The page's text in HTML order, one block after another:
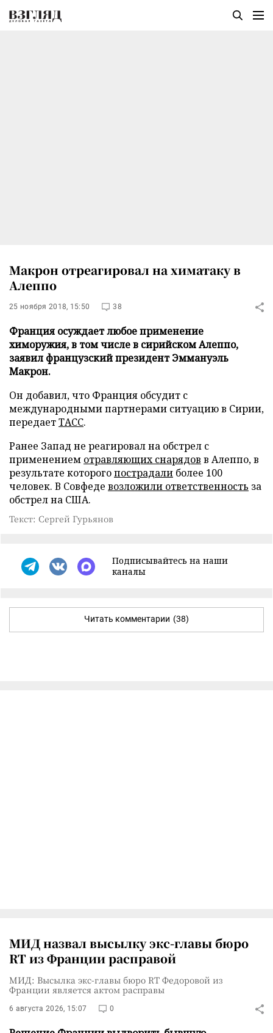
Макрон отреагировал на химатаку в
Алеппо
25 ноября 2018, 15:50 38
Франция осуждает любое применение
химоружия, в том числе в сирийском Алеппо,
заявил французский президент Эммануэль
Макрон.
Он добавил, что Франция обсудит с
международными партнерами ситуацию в Сирии,
передаетТАСС.
Ранее Запад не реагировал на обстрел с
применением отравляющих снарядов в Алеппо, в
результате которогопострадали более 100
человек. В Совфеде возложили ответственность за
обстрел на США.
Текст: Сергей Гурьянов
Подписывайтесь на наши
каналы
Читать комментарии (38)
МИД назвал высылку экс-главы бюро
RT из Франции расправой
МИД: Высылка экс-главы бюро RT Федоровой из
Франции является актом расправы
6 августа 2026, 15:07 0